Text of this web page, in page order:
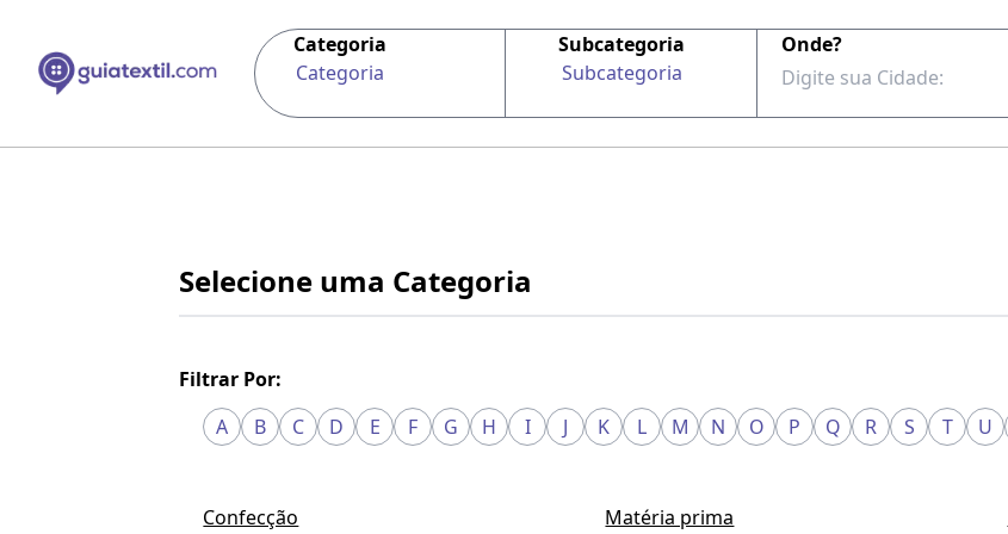
Categoria
Categoria
Subcategoria
Subcategoria
Onde?
Selecione uma Categoria
Filtrar Por:
A
B C D E F G H I J K L M N O P Q R S T U
Confecção Matéria prima